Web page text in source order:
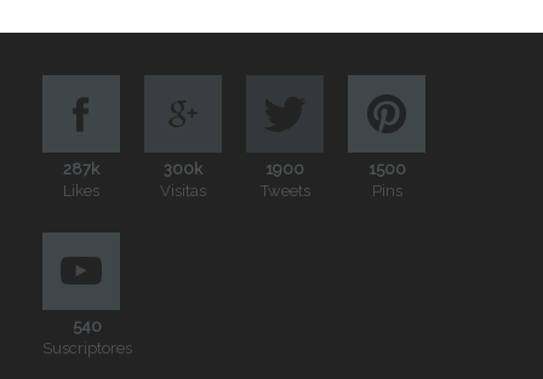
287k
Likes
300k
Visitas
1900
Tweets
1500
Pins
540
Suscriptores